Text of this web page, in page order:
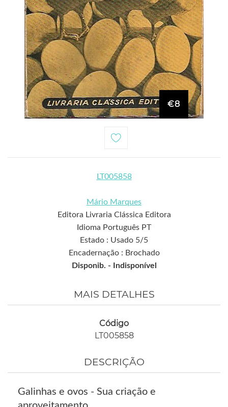
€8
LT005858
Mário Marques
Editora Livraria Clássica Editora
Idioma Português PT
Estado : Usado 5/5
Encadernação : Brochado
Disponib. -
Indisponível
MAIS DETALHES
Código
LT005858
DESCRIÇÃO
Galinhas e ovos - Sua criação e